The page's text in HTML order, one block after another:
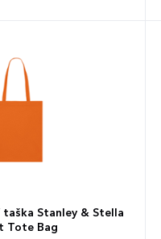
taška Stanley & Stella
Tote Bag